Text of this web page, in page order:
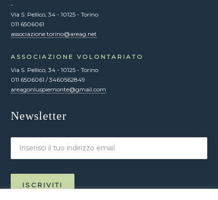
-
Via S. Pellico, 34 - 10125 - Torino
011 6506061
associazione.torino@areag.net
ASSOCIAZIONE VOLONTARIATO
Via S. Pellico, 34 - 10125 - Torino
011 6506061 / 3460562849
areagonluspiemonte@gmail.com
Newsletter